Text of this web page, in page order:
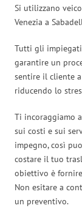
Si utilizzano
Venezia a
Tutti gli impiegati
garantire un
sentire il cliente
riducendo lo
Ti incoraggiamo
sui costi e sui
impegno, così
costare il tuo
obiettivo è
Non esitare a
un preventivo.